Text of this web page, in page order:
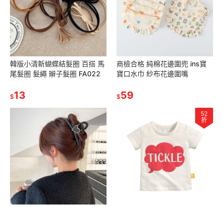
韓版小清新蝴蝶結髮圈 百搭 馬
尾髮圈 髮繩 辮子髮圈 FA022
$13
商檢合格 純棉花邊圍兜 ins寶
寶口水巾 紗布花邊圍嘴
$59
52
折